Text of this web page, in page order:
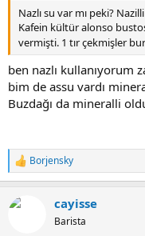
Nazlı su var mı peki?
Kafein kültür alonso
vermişti. 1 tır çekmişler
ben nazlı kullanıyorum
bim de assu vardı
Buzdağı da mineralli
T
e
k
Borjensky
cayisse
Barista